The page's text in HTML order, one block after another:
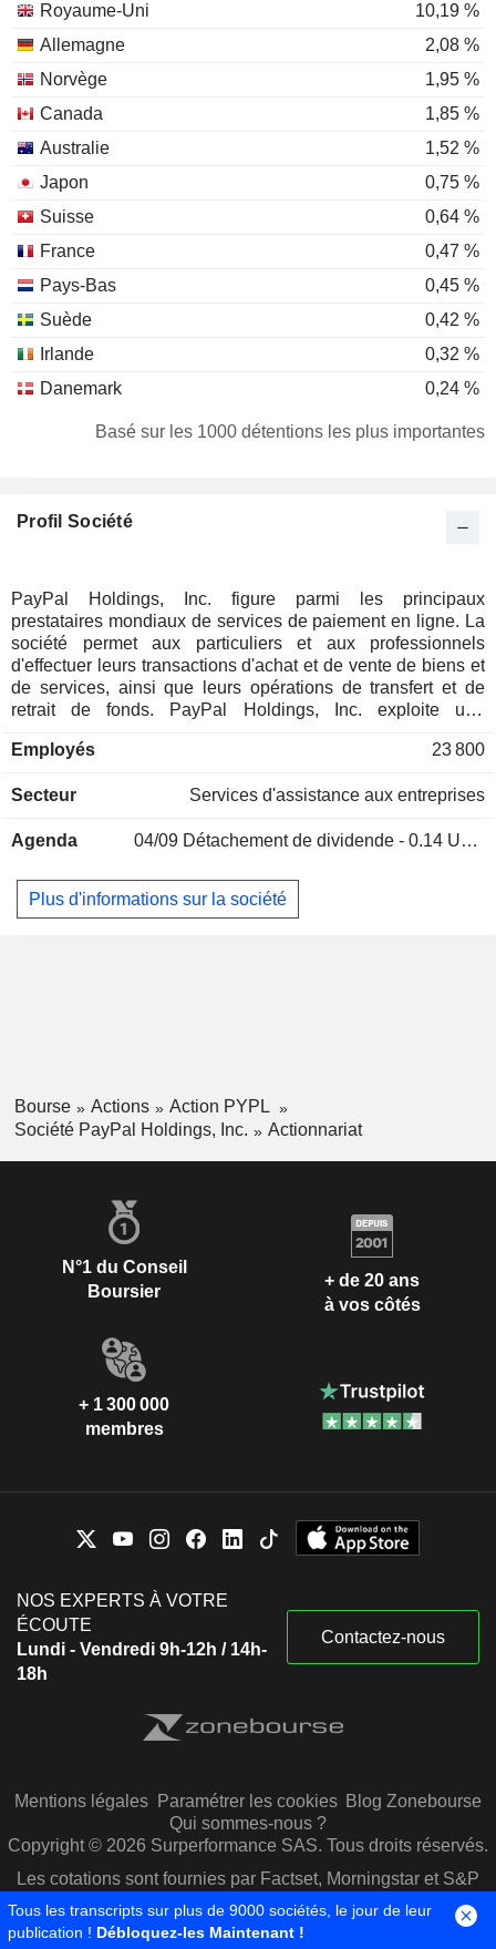
Royaume-Uni
10,19 %
Allemagne
2,08 %
Norvège
1,95 %
Canada
1,85 %
Australie
1,52 %
Japon
0,75 %
Suisse
0,64 %
France
0,47 %
Pays-Bas
0,45 %
Suède
0,42 %
Irlande
0,32 %
Danemark
0,24 %
Corée du Sud
0,22 %
Arabie Saoudite
0,11 %
Personnes physiques
0,11 %
Finlande
0,08 %
Hong Kong
0,08 %
Russie
0,07 %
Italie
0,04 %
Îles Cayman
0,04 %
Nouvelle-Zélande
Afrique du Sud
Macédoine
Liechtenstein
Porto Rico
Basé sur les 1000 détentions les plus importantes
Profil Société
PayPal Holdings, Inc. figure parmi les principaux
prestataires mondiaux de services de paiement en ligne. La
société permet aux particuliers et aux professionnels
d'effectuer leurs transactions d'achat et de vente de biens et
de services, ainsi que leurs opérations de transfert et de
retrait de fonds. PayPal Holdings, Inc. exploite une
PayPal, PayPal Credit, Venmo et Braintree) destinées à
dispositifs mobiles, et par le biais de magasins. Le CA par
transactions (89,8%) ; - revenus issus des prestations de
Holdings, Inc. compte 439 millions de comptes actifs. 56,9%
du CA est réalisé aux Etats-Unis.
Employés 23 800
Secteur Services d'assistance aux entreprises
Agenda 04/09 Détachement de dividende - 0.14 USD
Plus d'informations sur la société
Bourse Actions
Action PYPL
Société PayPal Holdings, Inc.
Actionnariat
N°1 du Conseil
Boursier
+ de 20 ans
à vos côtés
+ 1 300 000
membres
NOS EXPERTS À VOTRE
ÉCOUTE
Lundi - Vendredi 9h-12h / 14h-
18h
Contactez-nous
Mentions légales Paramétrer les cookies Blog Zonebourse
Qui sommes-nous ?
Copyright © 2026 Surperformance SAS. Tous droits réservés.
Les cotations sont fournies par Factset, Morningstar et S&P
Capital IQ
Tous les transcripts sur plus de 9000 sociétés, le jour de leur
publication ! Débloquez-les Maintenant !